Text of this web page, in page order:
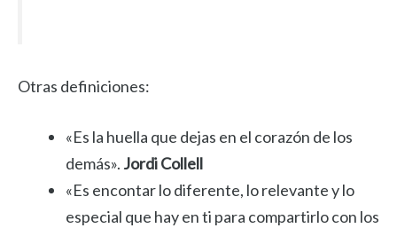
Otras definiciones:
«Es la huella que dejas en el corazón de los
demás». Jordi Collell
«Es encontar lo diferente, lo relevante y lo
especial que hay en ti para compartirlo con los